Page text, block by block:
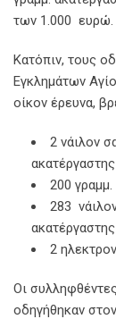
των 1.000 ευρώ.
Κατόπιν, τους
Εγκλημάτων
οίκον έρευνα,
2 νάιλον
200
283
2
Οι
οδηγήθηκαν